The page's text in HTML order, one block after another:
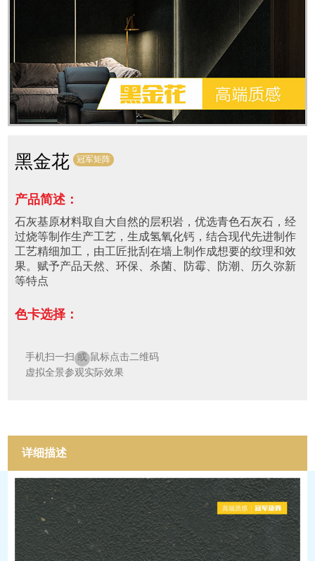
黑金花 冠军矩阵
产品简述：
石灰基原材料取自大自然的层积岩，优选青色石灰石，经
过烧等制作生产工艺，生成氢氧化钙，结合现代先进制作
工艺精细加工，由工匠批刮在墙上制作成想要的纹理和效
果。赋予产品天然、环保、杀菌、防霉、防潮、历久弥新
等特点
色卡选择：
手机扫一扫 或 鼠标点击二维码
虚拟全景参观实际效果
详细描述